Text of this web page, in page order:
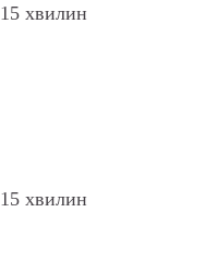
15 хвилин
15 хвилин